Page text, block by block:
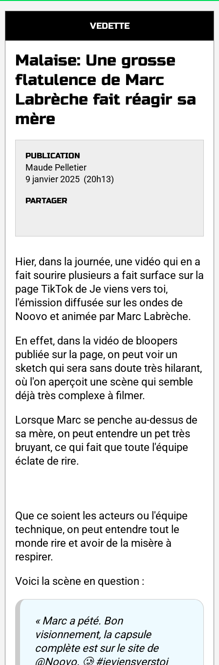
VEDETTE
Malaise: Une grosse
flatulence de Marc
Labrèche fait réagir sa
mère
PUBLICATION
Maude Pelletier
9 janvier 2025 (20h13)
PARTAGER
Hier, dans la journée, une vidéo qui en a
fait sourire plusieurs a fait surface sur la
page TikTok de Je viens vers toi,
l'émission diffusée sur les ondes de
Noovo et animée par Marc Labrèche.
En effet, dans la vidéo de bloopers
publiée sur la page, on peut voir un
sketch qui sera sans doute très hilarant,
où l'on aperçoit une scène qui semble
déjà très complexe à filmer.
Lorsque Marc se penche au-dessus de
sa mère, on peut entendre un pet très
bruyant, ce qui fait que toute l'équipe
éclate de rire.
Que ce soient les acteurs ou l'équipe
technique, on peut entendre tout le
monde rire et avoir de la misère à
respirer.
Voici la scène en question :
« Marc a pété. Bon
visionnement, la capsule
complète est sur le site de
@Noovo. 🥲 #jeviensverstoi